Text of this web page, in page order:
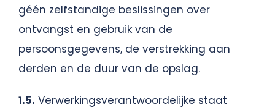
géén zelfstandige beslissingen over
ontvangst en gebruik van de
persoonsgegevens, de verstrekking aan
derden en de duur van de opslag.
1.5. Verwerkingsverantwoordelijke staat